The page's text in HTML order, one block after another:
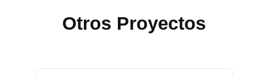
Otros Proyectos